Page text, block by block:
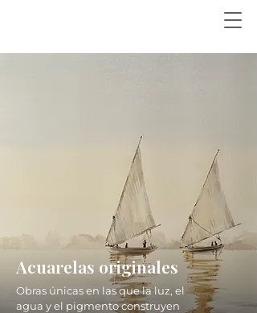
Acuarelas originales
Obras únicas en las que la luz, el
agua y el pigmento construyen